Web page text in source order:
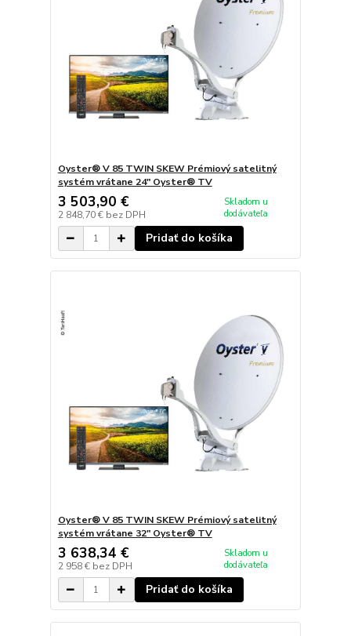
Oyster® V 85 TWIN SKEW Prémiový satelitný
systém vrátane 24" Oyster® TV
3 503,90 €
2 848,70 € bez DPH
Skladom u
dodávateľa
Pridať do košíka
Oyster® V 85 TWIN SKEW Prémiový satelitný
systém vrátane 32" Oyster® TV
3 638,34 €
2 958 € bez DPH
Skladom u
dodávateľa
Pridať do košíka